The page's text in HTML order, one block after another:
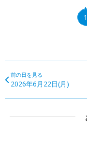
1
前の日を見る
2026年6月22日(月)